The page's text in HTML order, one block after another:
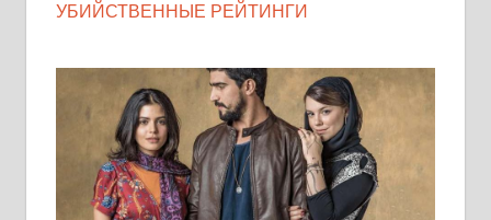
УБИЙСТВЕННЫЕ РЕЙТИНГИ